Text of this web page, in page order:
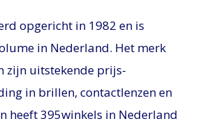
opgericht in 1982 en is
in Nederland. Het merk
zijn uitstekende prijs-
in brillen, contactlenzen en
heeft 395winkels in Nederland